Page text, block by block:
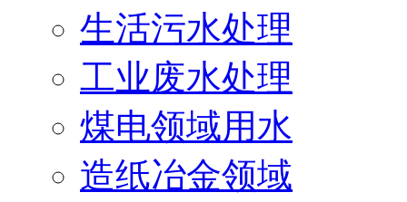
生活污水处理
工业废水处理
煤电领域用水
造纸冶金领域